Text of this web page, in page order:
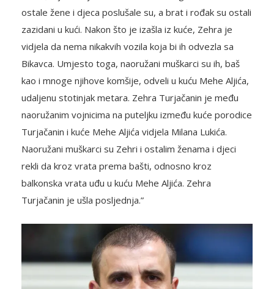
ostale žene i djeca poslušale su, a brat i rođak su ostali
zazidani u kući. Nakon što je izašla iz kuće, Zehra je
vidjela da nema nikakvih vozila koja bi ih odvezla sa
Bikavca. Umjesto toga, naoružani muškarci su ih, baš
kao i mnoge njihove komšije, odveli u kuću Mehe Aljića,
udaljenu stotinjak metara. Zehra Turjačanin je među
naoružanim vojnicima na puteljku između kuće porodice
Turjačanin i kuće Mehe Aljića vidjela Milana Lukića.
Naoružani muškarci su Zehri i ostalim ženama i djeci
rekli da kroz vrata prema bašti, odnosno kroz
balkonska vrata uđu u kuću Mehe Aljića. Zehra
Turjačanin je ušla posljednja.”